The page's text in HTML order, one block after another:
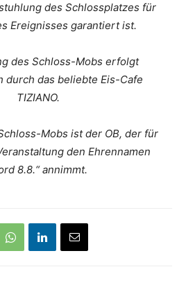
des Schlossplatzes für
Ereignisses garantiert ist.
des Schloss-Mobs erfolgt
durch das beliebte Eis-Cafe
TIZIANO.
Mobs ist der OB, der für
den Ehrennamen
8.8.“ annimmt.